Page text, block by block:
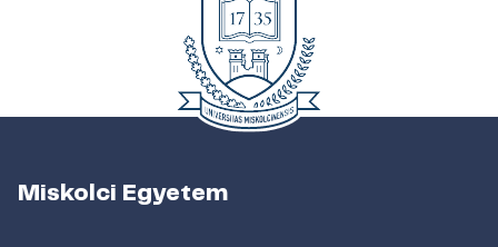
Miskolci Egyetem